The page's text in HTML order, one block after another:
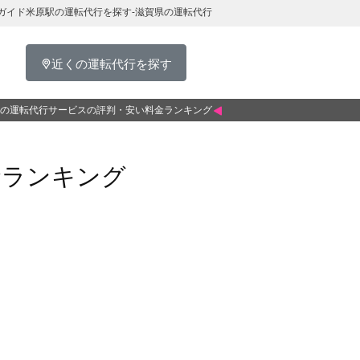
ド米原駅の運転代行を探す-滋賀県の運転代行
近くの運転代行を探す
運転代行サービスの評判・安い料金ランキング
ンキング